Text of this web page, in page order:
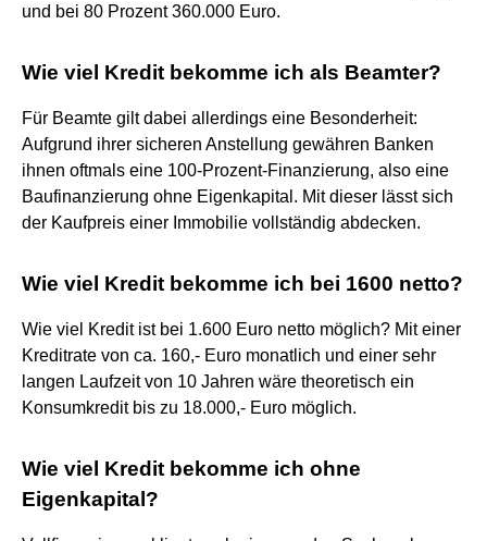
und bei 80 Prozent 360.000 Euro.
Wie viel Kredit bekomme ich als Beamter?
Für Beamte gilt dabei allerdings eine Besonderheit:
Aufgrund ihrer sicheren Anstellung gewähren Banken
ihnen oftmals eine 100-Prozent-Finanzierung, also eine
Baufinanzierung ohne Eigenkapital. Mit dieser lässt sich
der Kaufpreis einer Immobilie vollständig abdecken.
Wie viel Kredit bekomme ich bei 1600 netto?
Wie viel Kredit ist bei 1.600 Euro netto möglich? Mit einer
Kreditrate von ca. 160,- Euro monatlich und einer sehr
langen Laufzeit von 10 Jahren wäre theoretisch ein
Konsumkredit bis zu 18.000,- Euro möglich.
Wie viel Kredit bekomme ich ohne
Eigenkapital?